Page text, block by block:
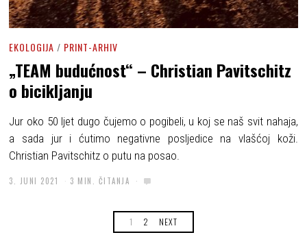
EKOLOGIJA / PRINT-ARHIV
„TEAM budućnost“ – Christian Pavitschitz
o bicikljanju
Jur oko 50 ljet dugo čujemo o pogibeli, u koj se naš svit nahaja,
a sada jur i ćutimo negativne posljedice na vlašćoj koži.
Christian Pavitschitz o putu na posao.
3. JUNI 2021 3 MIN. ČITANJA
1 2 NEXT